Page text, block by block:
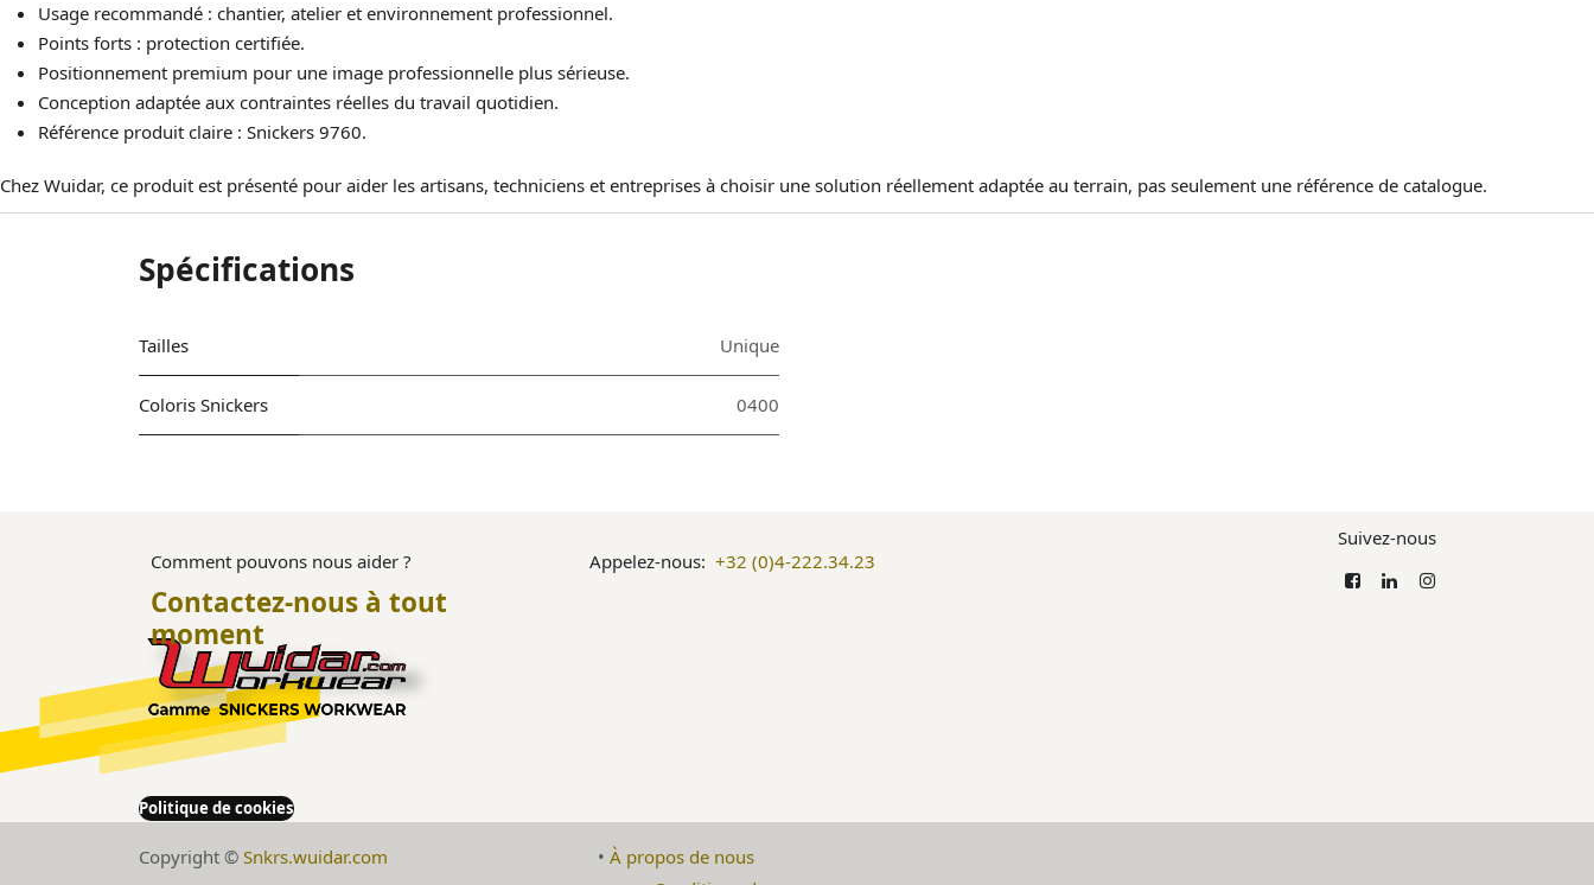
Usage recommandé : chantier, atelier et environnement professionnel.
Points forts : protection certifiée.
Positionnement premium pour une image professionnelle plus sérieuse.
Conception adaptée aux contraintes réelles du travail quotidien.
Référence produit claire : Snickers 9760.
Chez Wuidar, ce produit est présenté pour aider les artisans, techniciens et entreprises à choisir une solution réellement adaptée au terrain, pas seulement une référence de catalogue.
Spécifications
Tailles Unique
Coloris Snickers 0400
Comment pouvons nous aider ?
Contactez-nous à tout
moment
Suivez-nous
Appelez-nous: +32 (0)4-222.34.23
Politique de cookies
Copyright © Snkrs.wuidar.com ​• À propos de nous